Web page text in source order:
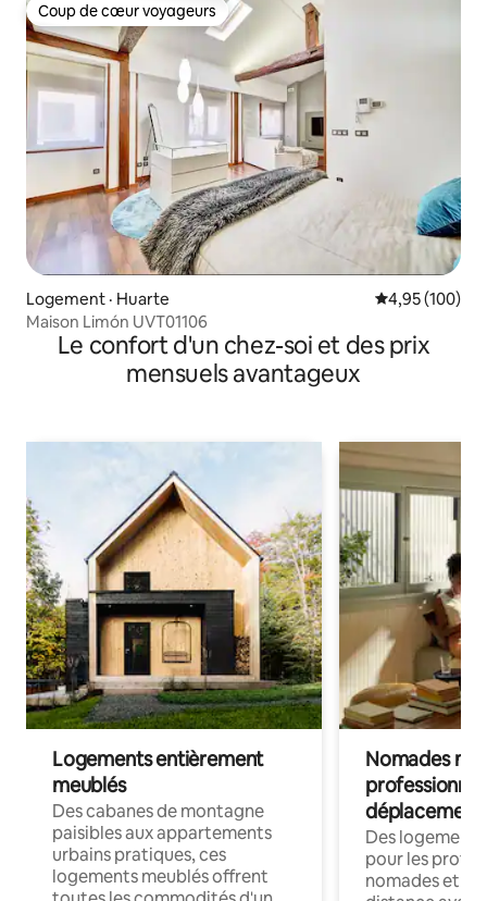
Coup de cœur voyageurs
Coup de cœur voyageurs
Logement · Huarte Note
4,95 (100)
Maison Limón UVT01106
Le confort d'un chez-soi et des prix
mensuels avantageux
Logements entièrement
meublés
Des cabanes de montagne
paisibles aux appartements
urbains pratiques, ces
logements meublés offrent
Nomades
déplacement
Des
pour les
nomades et